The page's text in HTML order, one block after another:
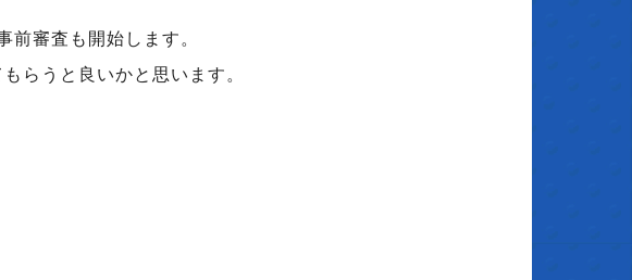
審査も開始します。
らうと良いかと思います。